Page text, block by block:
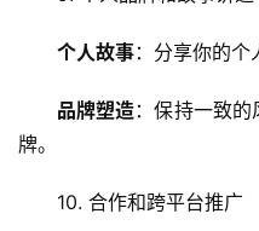
全
个人故事：分享你的个
品牌塑造：保持一致
牌。
10. 合作和跨平台推广